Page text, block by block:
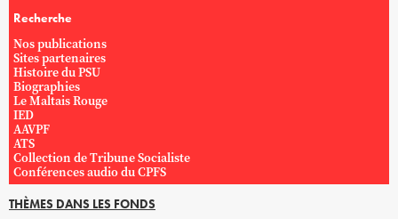
Recherche
Nos publications
Sites partenaires
Histoire du PSU
Biographies
Le Maltais Rouge
IED
AAVPF
ATS
Collection de Tribune Socialiste
Conférences audio du CPFS
THÈMES DANS LES FONDS